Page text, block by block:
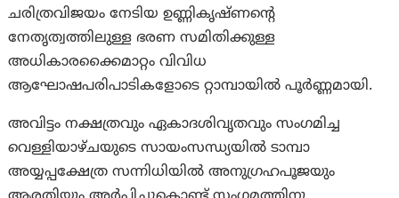
ചരിത്രവിജയം നേടിയ ഉണ്ണികൃഷ്ണന്റെ
നേതൃത്വത്തിലുള്ള ഭരണ സമിതിക്കുള്ള
അധികാരക്കൈമാറ്റം വിവിധ
ആഘോഷപരിപാടികളോടെ റ്റാമ്പായിൽ പൂർണ്ണമായി.
അവിട്ടം നക്ഷത്രവും ഏകാദശിവൃതവും സംഗമിച്ച
വെള്ളിയാഴ്ചയുടെ സായംസന്ധ്യയിൽ ടാമ്പാ
അയ്യപ്പക്ഷേത്ര സന്നിധിയിൽ അനുഗ്രഹപൂജയും